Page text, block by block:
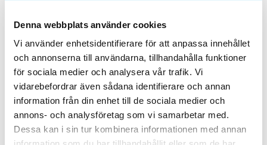
Denna webbplats använder cookies
Vi använder enhetsidentifierare för att anpassa innehållet
och annonserna till användarna, tillhandahålla funktioner
för sociala medier och analysera vår trafik. Vi
vidarebefordrar även sådana identifierare och annan
information från din enhet till de sociala medier och
annons- och analysföretag som vi samarbetar med.
Dessa kan i sin tur kombinera informationen med annan
Hägersten, Nacka, Solna och Täby
Förändrade kabelpriser 2023-04-04
Solna-butiken flyttar 20 mars till nya lokaler
2023-02-26
MP bolagen - vinnare av Elektroskandias utmärkelse
”Årets Leverantör” 2022
2023-02-10